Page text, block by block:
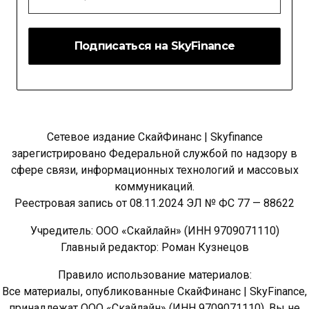
Сетевое издание СкайФинанс | Skyfinance
зарегистрировано Федеральной службой по надзору в
сфере связи, информационных технологий и массовых
коммуникаций.
Реестровая запись от 08.11.2024 ЭЛ № ФС 77 — 88622
Учредитель: ООО «Скайлайн» (ИНН 9709071110)
Главный редактор: Роман Кузнецов
Правило использование материалов:
Все материалы, опубликованные СкайФинанс | SkyFinance,